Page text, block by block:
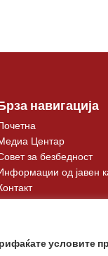
условите
навигација
Центар
за безбедност
од јавен